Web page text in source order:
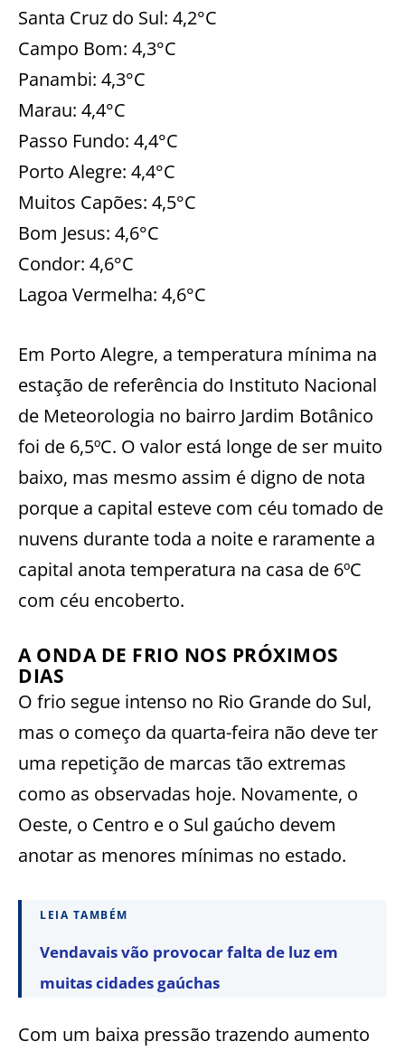
Santa Cruz do Sul: 4,2°C
Campo Bom: 4,3°C
Panambi: 4,3°C
Marau: 4,4°C
Passo Fundo: 4,4°C
Porto Alegre: 4,4°C
Muitos Capões: 4,5°C
Bom Jesus: 4,6°C
Condor: 4,6°C
Lagoa Vermelha: 4,6°C
Em Porto Alegre, a temperatura mínima na
estação de referência do Instituto Nacional
de Meteorologia no bairro Jardim Botânico
foi de 6,5ºC. O valor está longe de ser muito
baixo, mas mesmo assim é digno de nota
porque a capital esteve com céu tomado de
nuvens durante toda a noite e raramente a
capital anota temperatura na casa de 6ºC
com céu encoberto.
A ONDA DE FRIO NOS PRÓXIMOS
DIAS
O frio segue intenso no Rio Grande do Sul,
mas o começo da quarta-feira não deve ter
uma repetição de marcas tão extremas
como as observadas hoje. Novamente, o
Oeste, o Centro e o Sul gaúcho devem
anotar as menores mínimas no estado.
LEIA TAMBÉM
Vendavais vão provocar falta de luz em
muitas cidades gaúchas
Com um baixa pressão trazendo aumento